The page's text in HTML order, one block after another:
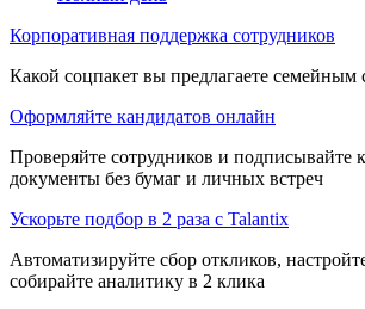
Корпоративная поддержка сотрудников
Какой соцпакет вы предлагаете семейным
Оформляйте кандидатов онлайн
Проверяйте сотрудников и подписывайте
документы без бумаг и личных встреч
Ускорьте подбор в 2 раза с Talantix
Автоматизируйте сбор откликов,
собирайте аналитику в 2 клика